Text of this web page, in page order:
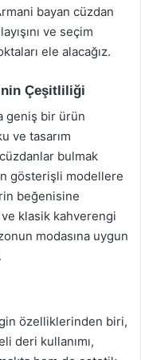
bayan cüzdan
ve seçim
ele alacağız.
Çeşitliliği
geniş bir ürün
ve tasarım
bulmak
gösterişli modellere
beğenisine
klasik kahverengi
modasına uygun
özelliklerinden biri,
deri kullanımı,